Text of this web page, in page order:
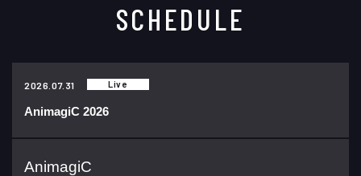
SCHEDULE
2026.07.31 Live
AnimagiC 2026
AnimagiC